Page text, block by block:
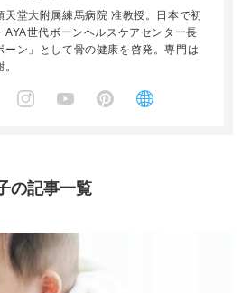
天堂大附属練馬病院 准教授。日本で初
AYA世代ボーンヘルスケアセンター長
ーン」として骨の健康を啓発。専門は
の記事一覧